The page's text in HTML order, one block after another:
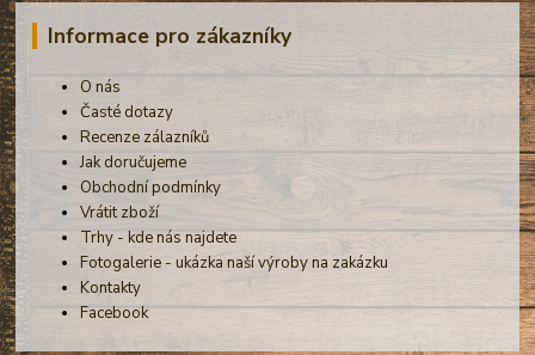
Informace pro zákazníky
O nás
Časté dotazy
Recenze zálazníků
Jak doručujeme
Obchodní podmínky
Vrátit zboží
Trhy - kde nás najdete
Fotogalerie - ukázka naší výroby na zakázku
Kontakty
Facebook